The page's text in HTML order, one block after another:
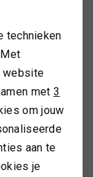
Chino
technieken
website
met 3
om jouw
aan te
je